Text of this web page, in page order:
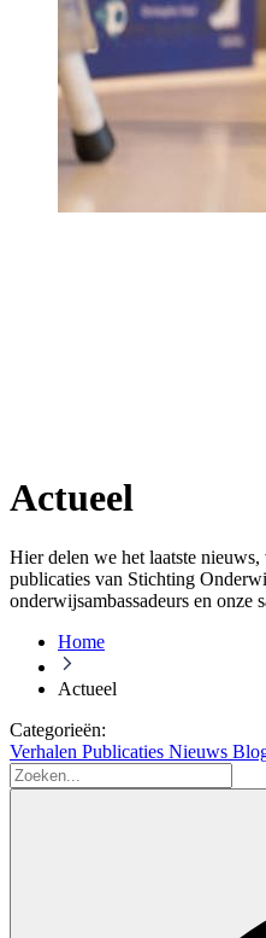
Actueel
Hier delen we het laatste
publicaties van Stichting
onderwijsambassadeurs en onze
Home
Actueel
Categorieën:
Verhalen Publicaties Nieuws